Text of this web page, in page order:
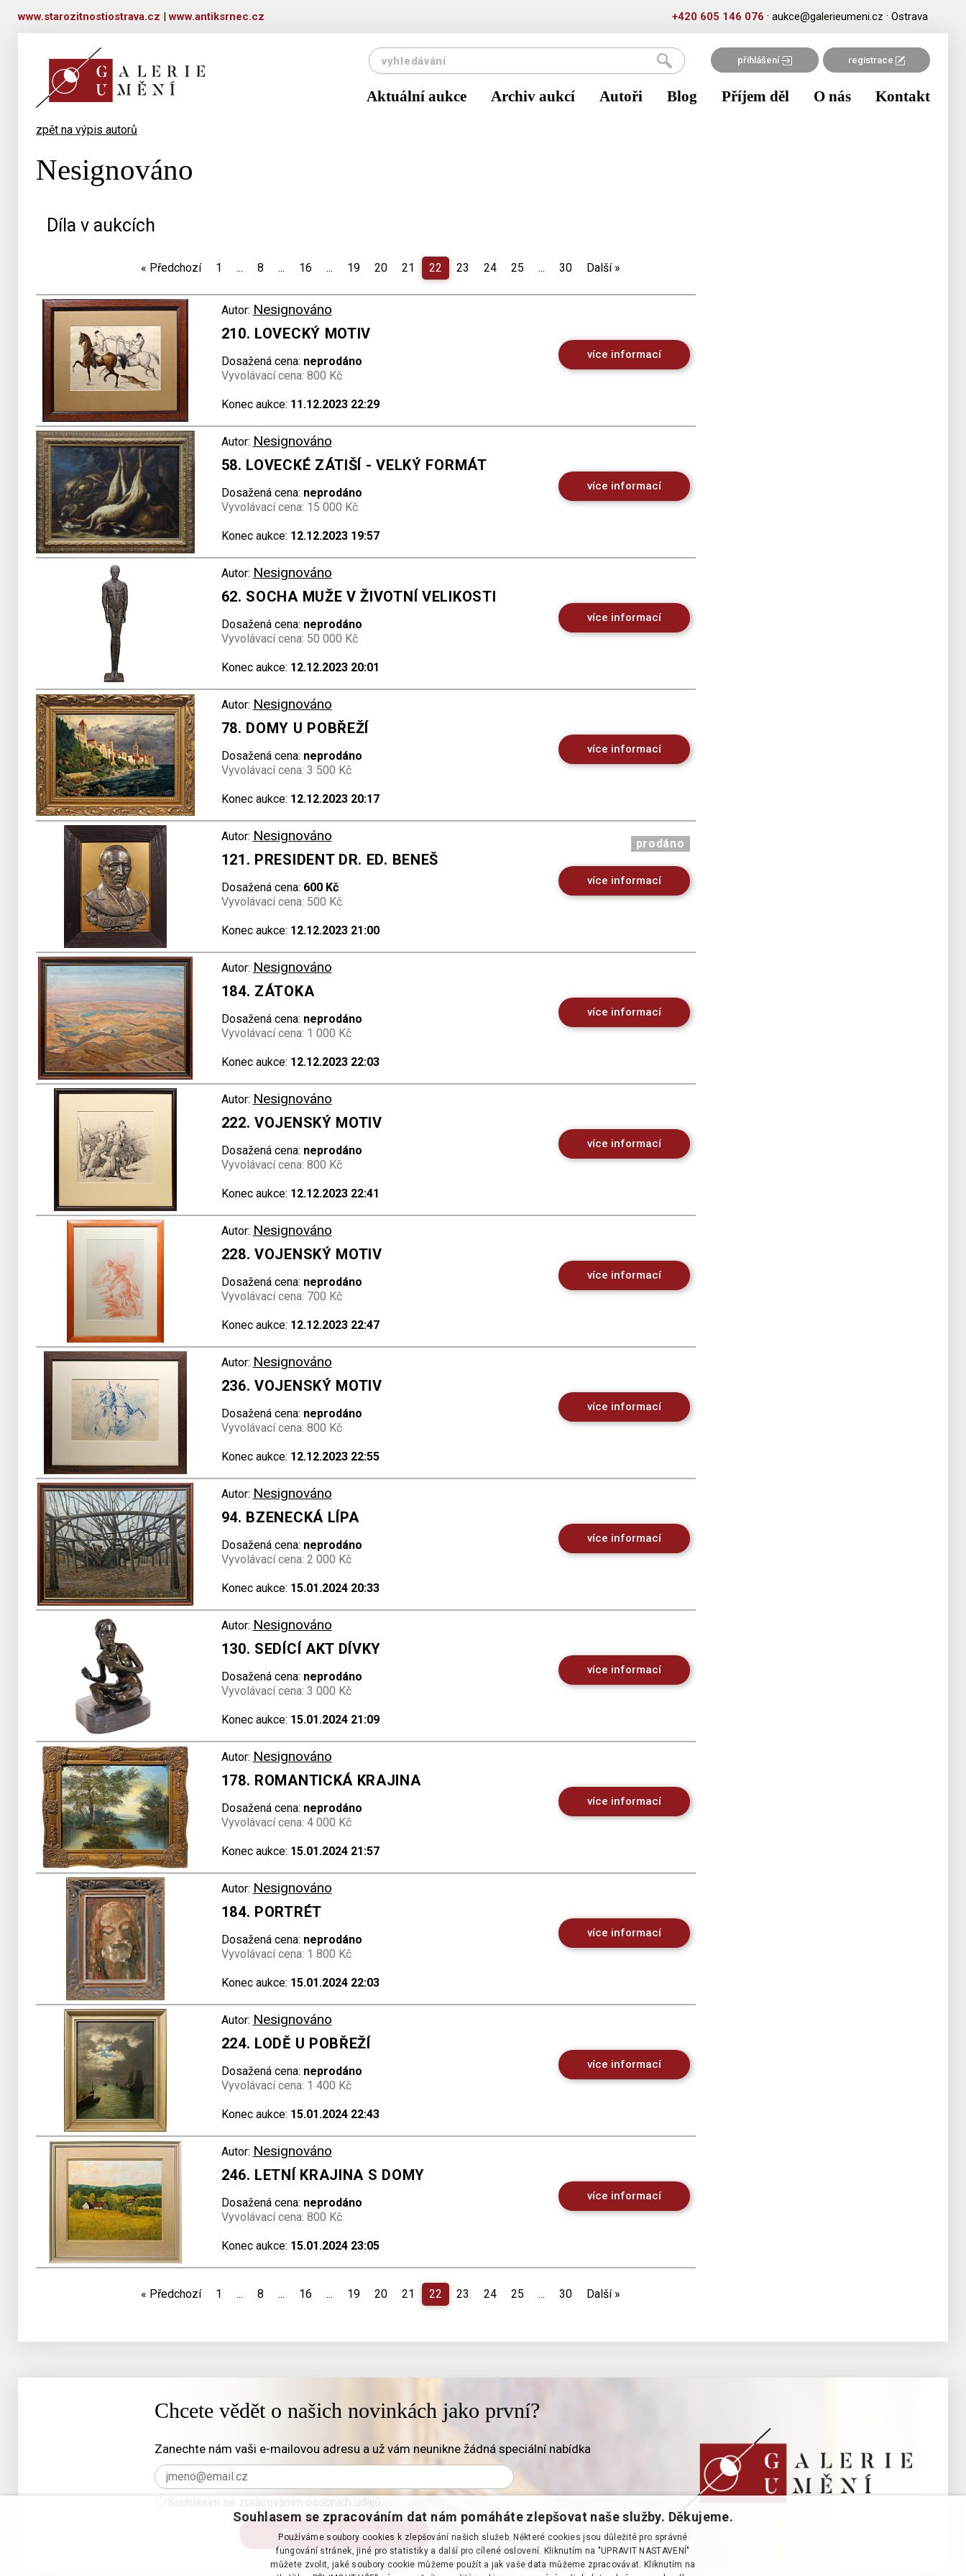
www.starozitnostiostrava.cz |www.antiksrnec.cz +420 605 146 076 · aukce@galerieumeni.cz · Ostrava
přihlášení registrace
Aktuální aukce Archiv aukcí Autoři Blog Příjem děl O nás Kontakt
zpět na výpis autorů
Nesignováno
Díla v aukcích
« Předchozí 1 ... 8 ... 16 ... 19 20 21 22 23 24 25 ... 30 Další »
Autor: Nesignováno
210. LOVECKÝ MOTIV
Dosažená cena: neprodáno
Vyvolávací cena: 800 Kč
Konec aukce: 11.12.2023 22:29
více informací
Autor: Nesignováno
58. LOVECKÉ ZÁTIŠÍ - VELKÝ FORMÁT
Dosažená cena: neprodáno
Vyvolávací cena: 15 000 Kč
Konec aukce: 12.12.2023 19:57
více informací
Autor: Nesignováno
62. SOCHA MUŽE V ŽIVOTNÍ VELIKOSTI
Dosažená cena: neprodáno
Vyvolávací cena: 50 000 Kč
Konec aukce: 12.12.2023 20:01
více informací
Autor: Nesignováno
78. DOMY U POBŘEŽÍ
Dosažená cena: neprodáno
Vyvolávací cena: 3 500 Kč
Konec aukce: 12.12.2023 20:17
více informací
Autor: Nesignováno
121. PRESIDENT DR. ED. BENEŠ
Dosažená cena: 600 Kč
Vyvolávací cena: 500 Kč
Konec aukce: 12.12.2023 21:00
prodáno
více informací
Autor: Nesignováno
184. ZÁTOKA
Dosažená cena: neprodáno
Vyvolávací cena: 1 000 Kč
Konec aukce: 12.12.2023 22:03
více informací
Autor: Nesignováno
222. VOJENSKÝ MOTIV
Dosažená cena: neprodáno
Vyvolávací cena: 800 Kč
Konec aukce: 12.12.2023 22:41
více informací
Autor: Nesignováno
228. VOJENSKÝ MOTIV
Dosažená cena: neprodáno
Vyvolávací cena: 700 Kč
Konec aukce: 12.12.2023 22:47
více informací
Autor: Nesignováno
236. VOJENSKÝ MOTIV
Dosažená cena: neprodáno
Vyvolávací cena: 800 Kč
Konec aukce: 12.12.2023 22:55
více informací
Autor: Nesignováno
94. BZENECKÁ LÍPA
Dosažená cena: neprodáno
Vyvolávací cena: 2 000 Kč
Konec aukce: 15.01.2024 20:33
více informací
Autor: Nesignováno
130. SEDÍCÍ AKT DÍVKY
Dosažená cena: neprodáno
Vyvolávací cena: 3 000 Kč
Konec aukce: 15.01.2024 21:09
více informací
Autor: Nesignováno
178. ROMANTICKÁ KRAJINA
Dosažená cena: neprodáno
Vyvolávací cena: 4 000 Kč
Konec aukce: 15.01.2024 21:57
více informací
Autor: Nesignováno
184. PORTRÉT
Dosažená cena: neprodáno
Vyvolávací cena: 1 800 Kč
Konec aukce: 15.01.2024 22:03
více informací
Autor: Nesignováno
224. LODĚ U POBŘEŽÍ
Dosažená cena: neprodáno
Vyvolávací cena: 1 400 Kč
Konec aukce: 15.01.2024 22:43
více informací
Autor: Nesignováno
246. LETNÍ KRAJINA S DOMY
Dosažená cena: neprodáno
Vyvolávací cena: 800 Kč
Konec aukce: 15.01.2024 23:05
více informací
« Předchozí 1 ... 8 ... 16 ... 19 20 21 22 23 24 25 ... 30 Další »
Chcete vědět o našich novinkách jako první?
Zanechte nám vaši e-mailovou adresu a už vám neunikne žádná speciální nabídka
Souhlasím se zpracováním osobních údajů
Souhlasem se zpracováním dat nám pomáháte zlepšovat naše služby. Děkujeme.
Používáme soubory cookies k zlepšování našich služeb. Některé cookies jsou důležité pro správné
fungování stránek, jiné pro statistiky a další pro cílené oslovení. Kliknutím na "UPRAVIT NASTAVENÍ"
můžete zvolit, jaké soubory cookie můžeme použít a jak vaše data můžeme zpracovávat. Kliknutím na